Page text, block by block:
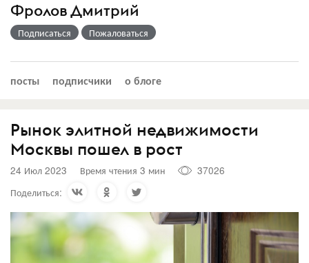
Фролов Дмитрий
Подписаться Пожаловаться
посты подписчики о блоге
Рынок элитной недвижимости
Москвы пошел в рост
24 Июл 2023 Время чтения 3 мин
37026
Поделиться: